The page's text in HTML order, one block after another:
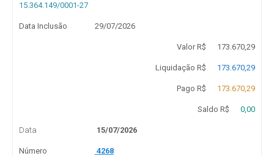
15.364.149/0001-27
Data Inclusão 29/07/2026
Valor R$ 173.670,29
Liquidação R$ 173.670,29
Pago R$ 173.670,29
Saldo R$ 0,00
Data 15/07/2026
Número 4268